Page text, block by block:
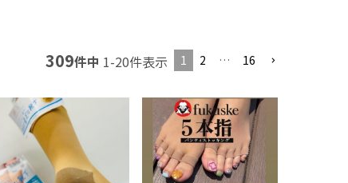
309件中 1-20件表示 1 2 … 16